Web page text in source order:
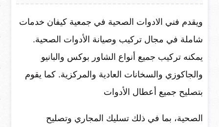
ويقدم فني الادوات الصحية في جمعية كيفان خدمات
شاملة في مجال تركيب وصيانة الأدوات الصحية.
يمكنه تركيب جميع أنواع الشاور بوكس والبانيو
والجاكوزي والسخانات العادية والمركزية. كما يقوم
بتصليح جميع أعطال الأدوات
الصحية، بما في ذلك تسليك المجاري وتصليح